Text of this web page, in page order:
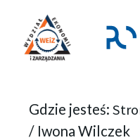
Gdzie jesteś:
/ Iwona Wilczek